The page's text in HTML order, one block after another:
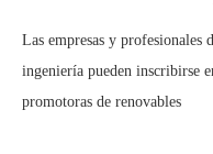
Las empresas y profesionales
ingeniería pueden inscribirse
promotoras de renovables